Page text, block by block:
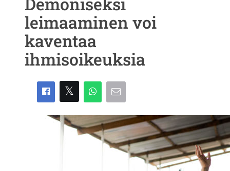
leimaaminen voi
kaventaa
ihmisoikeuksia